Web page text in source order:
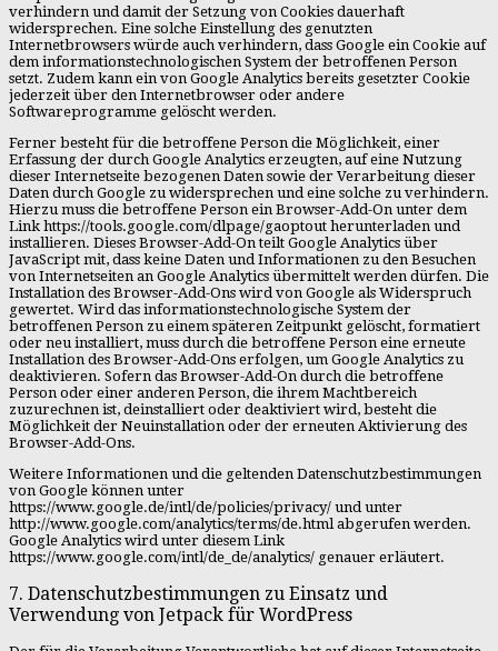
verhindern und damit der Setzung von Cookies dauerhaft
widersprechen. Eine solche Einstellung des genutzten
Internetbrowsers würde auch verhindern, dass Google ein Cookie auf
dem informationstechnologischen System der betroffenen Person
setzt. Zudem kann ein von Google Analytics bereits gesetzter Cookie
jederzeit über den Internetbrowser oder andere
Softwareprogramme gelöscht werden.
Ferner besteht für die betroffene Person die Möglichkeit, einer
Erfassung der durch Google Analytics erzeugten, auf eine Nutzung
dieser Internetseite bezogenen Daten sowie der Verarbeitung dieser
Daten durch Google zu widersprechen und eine solche zu verhindern.
Hierzu muss die betroffene Person ein Browser-Add-On unter dem
Link https://tools.google.com/dlpage/gaoptout herunterladen und
installieren. Dieses Browser-Add-On teilt Google Analytics über
JavaScript mit, dass keine Daten und Informationen zu den Besuchen
von Internetseiten an Google Analytics übermittelt werden dürfen. Die
Installation des Browser-Add-Ons wird von Google als Widerspruch
gewertet. Wird das informationstechnologische System der
betroffenen Person zu einem späteren Zeitpunkt gelöscht, formatiert
oder neu installiert, muss durch die betroffene Person eine erneute
Installation des Browser-Add-Ons erfolgen, um Google Analytics zu
deaktivieren. Sofern das Browser-Add-On durch die betroffene
Person oder einer anderen Person, die ihrem Machtbereich
zuzurechnen ist, deinstalliert oder deaktiviert wird, besteht die
Möglichkeit der Neuinstallation oder der erneuten Aktivierung des
Browser-Add-Ons.
Weitere Informationen und die geltenden Datenschutzbestimmungen
von Google können unter
https://www.google.de/intl/de/policies/privacy/ und unter
http://www.google.com/analytics/terms/de.html abgerufen werden.
Google Analytics wird unter diesem Link
https://www.google.com/intl/de_de/analytics/ genauer erläutert.
7. Datenschutzbestimmungen zu Einsatz und
Verwendung von Jetpack für WordPress